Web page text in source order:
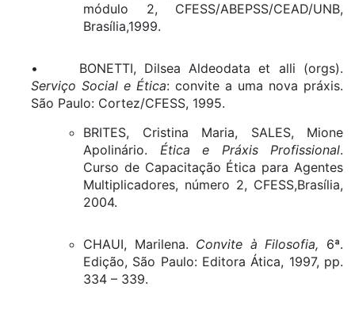
módulo 2, CFESS/ABEPSS/CEAD/UNB,
Brasília,1999.
• BONETTI, Dilsea Aldeodata et alli (orgs).
Serviço Social e Ética: convite a uma nova práxis.
São Paulo: Cortez/CFESS, 1995.
BRITES, Cristina Maria, SALES, Mione
Apolinário. Ética e Práxis Profissional.
Curso de Capacitação Ética para Agentes
Multiplicadores, número 2, CFESS,Brasília,
2004.
CHAUI, Marilena. Convite à Filosofia, 6ª.
Edição, São Paulo: Editora Ática, 1997, pp.
334 – 339.